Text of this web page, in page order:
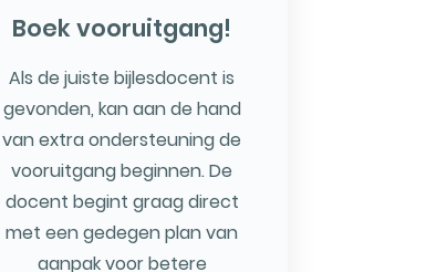
Boek vooruitgang!
Als de juiste bijlesdocent is
gevonden, kan aan de hand
van extra ondersteuning de
vooruitgang beginnen. De
docent begint graag direct
met een gedegen plan van
aanpak voor betere